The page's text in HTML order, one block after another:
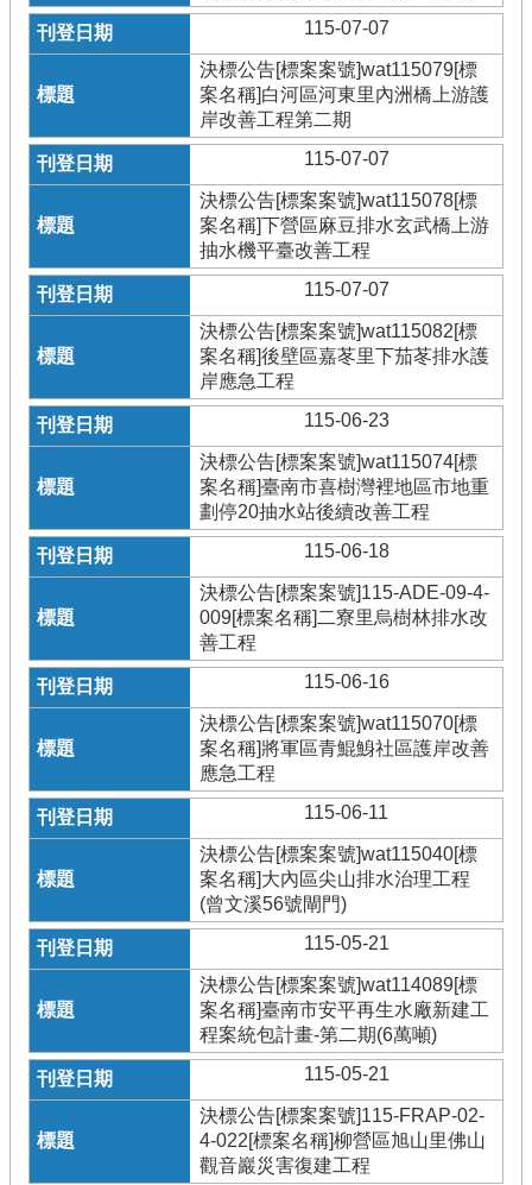
115-07-07
決標公告[標案案號]wat115079[標
案名稱]白河區河東里內洲橋上游護
岸改善工程第二期
115-07-07
決標公告[標案案號]wat115078[標
案名稱]下營區麻豆排水玄武橋上游
抽水機平臺改善工程
115-07-07
決標公告[標案案號]wat115082[標
案名稱]後壁區嘉苳里下茄苳排水護
岸應急工程
115-06-23
決標公告[標案案號]wat115074[標
案名稱]臺南市喜樹灣裡地區市地重
劃停20抽水站後續改善工程
115-06-18
決標公告[標案案號]115-ADE-09-4-
009[標案名稱]二寮里烏樹林排水改
善工程
115-06-16
決標公告[標案案號]wat115070[標
案名稱]將軍區青鯤鯓社區護岸改善
應急工程
115-06-11
決標公告[標案案號]wat115040[標
案名稱]大內區尖山排水治理工程
(曾文溪56號閘門)
115-05-21
決標公告[標案案號]wat114089[標
案名稱]臺南市安平再生水廠新建工
程案統包計畫-第二期(6萬噸)
115-05-21
決標公告[標案案號]115-FRAP-02-
4-022[標案名稱]柳營區旭山里佛山
觀音巖災害復建工程